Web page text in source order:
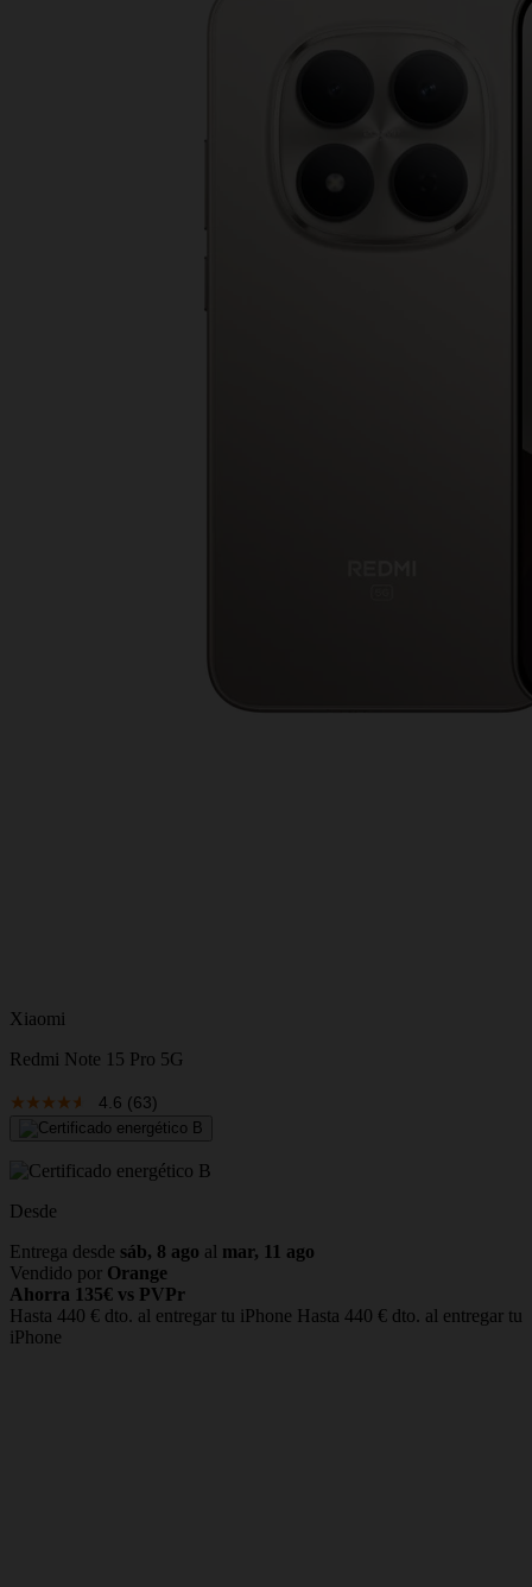
Xiaomi
Redmi Note 15 Pro 5G
4.6 (63)
Desde
Entrega desde sáb, 8 ago al mar, 11 ago
Vendido por Orange
Ahorra 135€ vs PVPr
Hasta 440 € dto. al entregar tu iPhone Hasta 440 € dto. al entregar tu
iPhone